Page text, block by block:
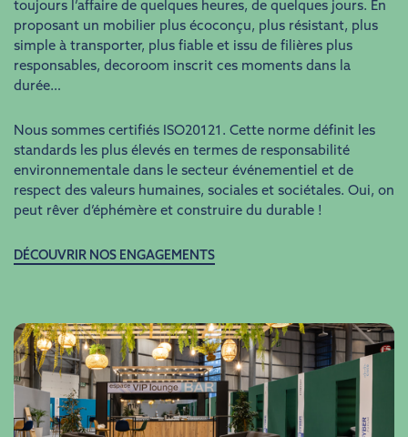
toujours l’affaire de quelques heures, de quelques jours. En
proposant un mobilier plus écoconçu, plus résistant, plus
simple à transporter, plus fiable et issu de filières plus
responsables, decoroom inscrit ces moments dans la
durée…
Nous sommes certifiés ISO20121. Cette norme définit les
standards les plus élevés en termes de responsabilité
environnementale dans le secteur événementiel et de
respect des valeurs humaines, sociales et sociétales. Oui, on
peut rêver d’éphémère et construire du durable !
DÉCOUVRIR NOS ENGAGEMENTS